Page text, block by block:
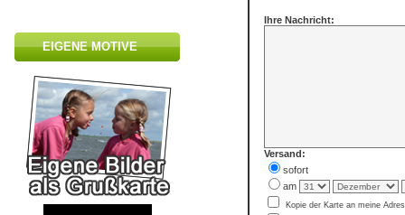
EIGENE MOTIVE
Ihre Nachricht:
Versand:
sofort
am
Kopie der Karte an meine